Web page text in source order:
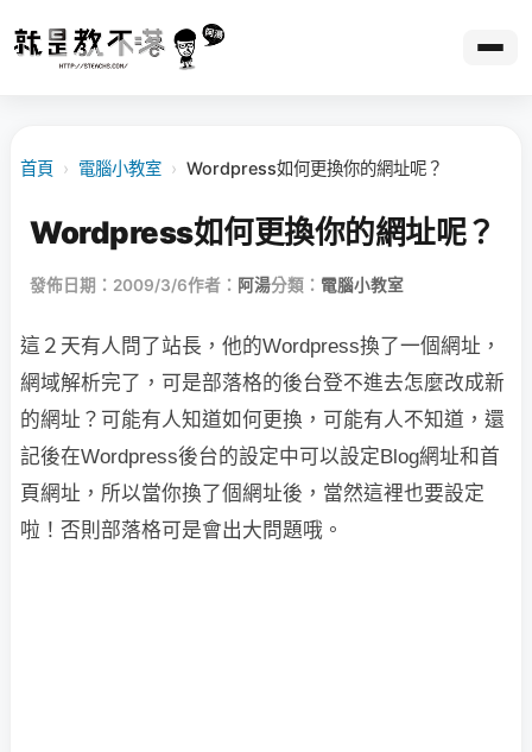
首頁 › 電腦小教室 › Wordpress如何更換你的網址呢？
Wordpress如何更換你的網址呢？
發佈日期：2009/3/6作者： 阿湯分類： 電腦小教室
這２天有人問了站長，他的Wordpress換了一個網址，
網域解析完了，可是部落格的後台登不進去怎麼改成新
的網址？可能有人知道如何更換，可能有人不知道，還
記後在Wordpress後台的設定中可以設定Blog網址和首
頁網址，所以當你換了個網址後， 當然這裡也要設定
啦！否則部落格可是會出大問題哦。